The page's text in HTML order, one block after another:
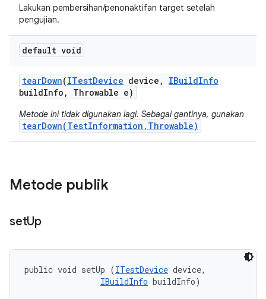
Lakukan pembersihan/penonaktifan target setelah
pengujian.
default void
tearDown(ITestDevice device , IBuildInfo
buildInfo , Throwable e)
Metode ini tidak digunakan lagi. Sebagai gantinya, gunakan
tearDown(TestInformation,Throwable)
Metode publik
setUp
public void setUp (ITestDevice device,
IBuildInfo buildInfo)